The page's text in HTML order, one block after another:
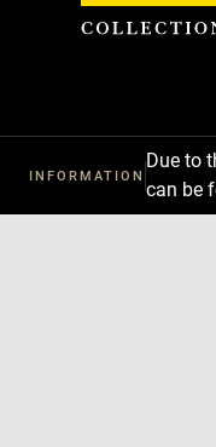
INFORMATION
Due to
can be
Cookies management